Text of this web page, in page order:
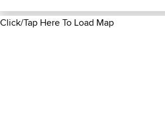
Click/Tap Here To Load Map